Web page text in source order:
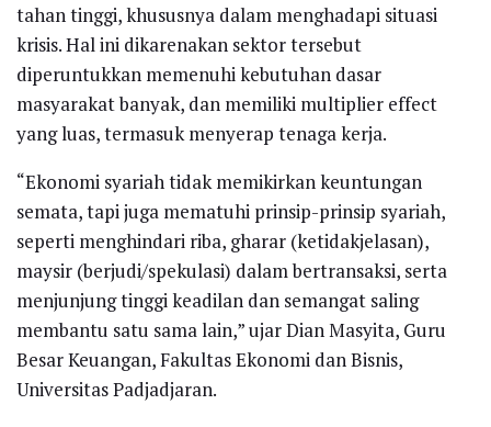
tahan tinggi, khususnya dalam menghadapi situasi
krisis. Hal ini dikarenakan sektor tersebut
diperuntukkan memenuhi kebutuhan dasar
masyarakat banyak, dan memiliki multiplier effect
yang luas, termasuk menyerap tenaga kerja.
“Ekonomi syariah tidak memikirkan keuntungan
semata, tapi juga mematuhi prinsip-prinsip syariah,
seperti menghindari riba, gharar (ketidakjelasan),
maysir (berjudi/spekulasi) dalam bertransaksi, serta
menjunjung tinggi keadilan dan semangat saling
membantu satu sama lain,” ujar Dian Masyita, Guru
Besar Keuangan, Fakultas Ekonomi dan Bisnis,
Universitas Padjadjaran.